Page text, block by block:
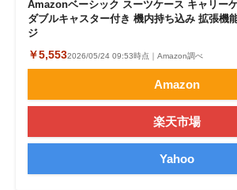
建設×テクノロジーの最前線
ちょっと気になるネットの話題
Amazonベーシック スーツケース キャリー
ダブルキャスター付き 機内持ち込み 拡張機
ジ
￥5,5532026/05/24 09:53時点｜Amazon調べ
Amazon
楽天市場
Yahoo